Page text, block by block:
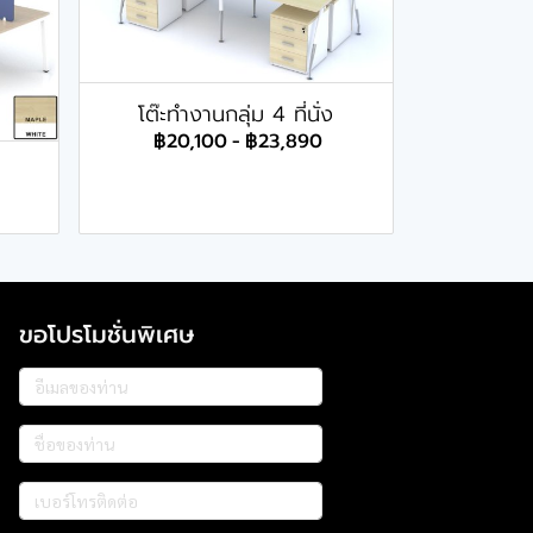
โต๊ะทำงานกลุ่ม 4 ที่นั่ง
฿20,100- ฿23,890
ขอโปรโมชั่นพิเศษ